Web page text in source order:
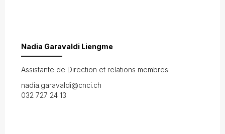
Nadia Garavaldi Liengme
Assistante de Direction et relations membres
nadia.garavaldi@cnci.ch
032 727 24 13